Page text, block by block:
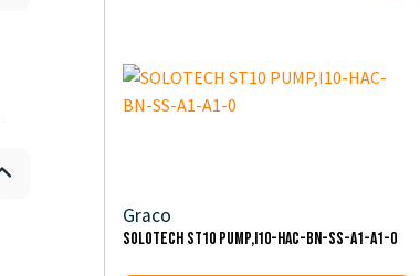
Graco
SOLOTECH ST10 PUMP,I10-HAC-BN-SS-A1-A1-0